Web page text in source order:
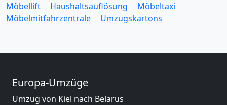
Möbellift
Haushaltsauflösung
Möbeltaxi
Möbelmitfahrzentrale
Umzugskartons
Europa-Umzüge
Umzug von Kiel nach Belarus